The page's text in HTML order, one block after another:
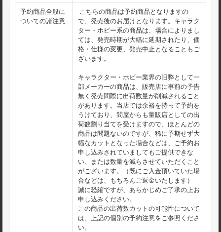
予約商品全般に
ついての諸注意
こちらの商品は予約商品となりますの
で、発売後のお届けとなります。キャラク
ター・ホビー系の商品は、場合によりまし
ては、発売時期が大幅に延期されたり、価
格・仕様の変更、発売中止となることもご
ざいます。
キャラクター・ホビー業界の旧弊として一
部メーカーの商品は、販売店に事前の予告
無く発売間際に出荷数量が削減されること
があります。当店では余裕を持って予約を
うけており、問屋からも量販店としての出
荷数割り当てを受けますので、ほとんどの
商品は問題ないのですが、稀に予期せず大
幅なカットとなった場合などは、ご予約お
申し込みされていましてもご提供できな
い、または数量を減らさせていただくこと
がございます。（既にご入金頂いていた場
合などは、もちろんご返金いたします）
誠に恐縮ですが、あらかじめご了承の上お
申し込みください。
この商品の出荷数カットの可能性について
は、上記の個別の予約注意をご参照くださ
い。